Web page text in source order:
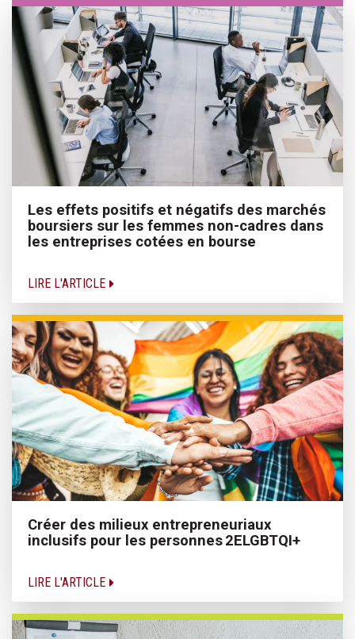
Les effets positifs et négatifs des marchés
boursiers sur les femmes non-cadres dans
les entreprises cotées en bourse
LIRE L'ARTICLE
Créer des milieux entrepreneuriaux
inclusifs pour les personnes 2ELGBTQI+
LIRE L'ARTICLE